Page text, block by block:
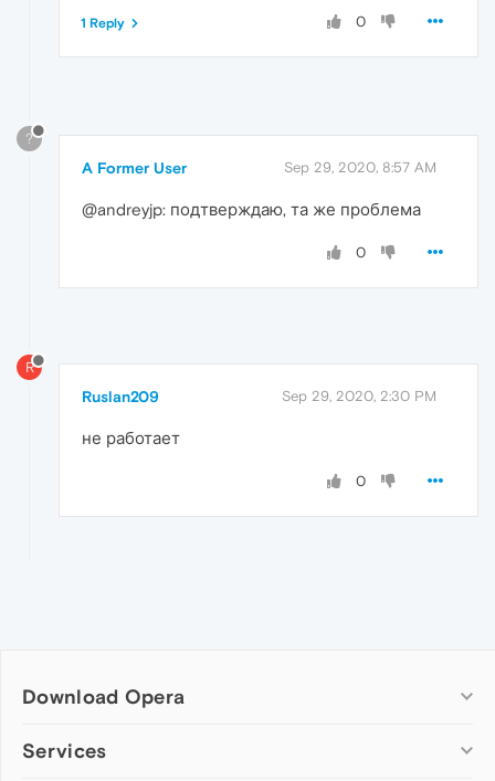
0
1 Reply
?
A Former User Sep 29, 2020, 8:57 AM
@andreyjp: подтверждаю, та же проблема
0
R
Ruslan209 Sep 29, 2020, 2:30 PM
не работает
0
Download Opera
Computer browsers
Services